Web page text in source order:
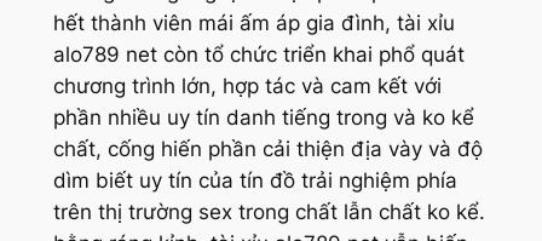
hết thành viên mái ấm áp gia đình, tài xỉu
alo789 net còn tổ chức triển khai phổ quát
chương trình lớn, hợp tác và cam kết với
phần nhiều uy tín danh tiếng trong và ko kể
chất, cống hiến phần cải thiện địa vày và độ
dìm biết uy tín của tín đồ trải nghiệm phía
trên thị trường sex trong chất lẫn chất ko kể.